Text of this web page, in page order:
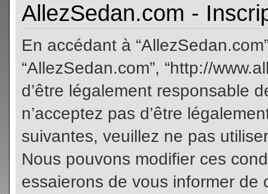
AllezSedan.com -
En accédant à
“AllezSedan.com”, “http://
d’être légalement responsable
n’acceptez pas d’être
suivantes, veuillez ne pas
Nous pouvons modifier ces
essaierons de vous informer